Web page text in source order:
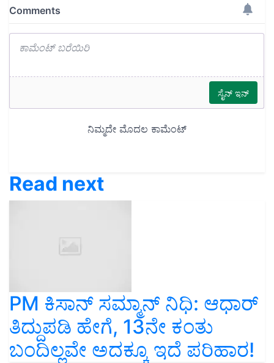
Read next
PM ಕಿಸಾನ್ ಸಮ್ಮಾನ್ ನಿಧಿ: ಆಧಾರ್‌
ತಿದ್ದುಪಡಿ ಹೇಗೆ, 13ನೇ ಕಂತು
ಬಂದಿಲ್ಲವೇ ಅದಕ್ಕೂ ಇದೆ ಪರಿಹಾರ!